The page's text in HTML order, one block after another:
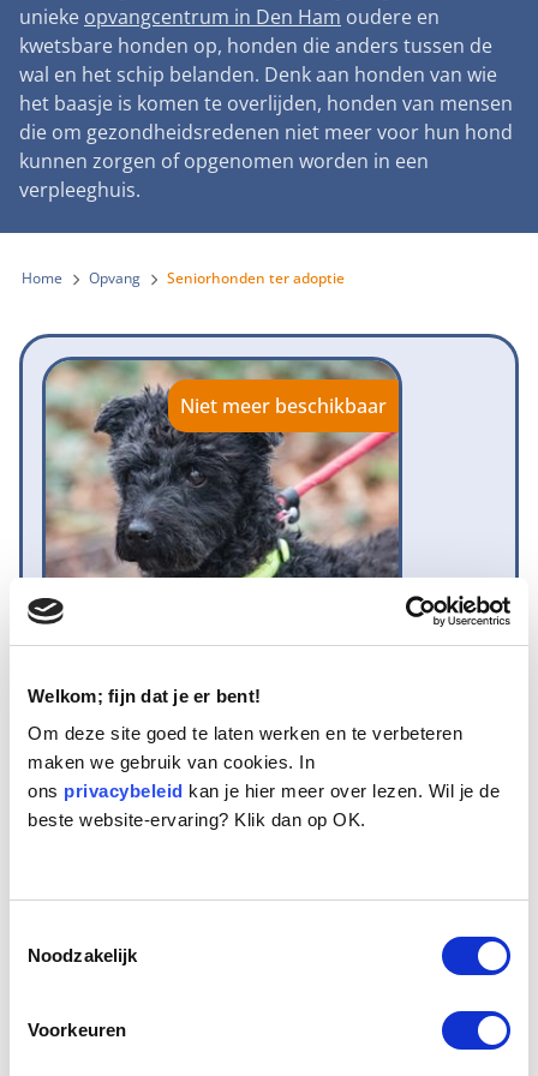
Welkom; fijn dat je er bent!
Om deze site goed te laten werken en te verbeteren
maken we gebruik van cookies. In
ons privacybeleid kan je hier meer over lezen. Wil je de
beste website-ervaring? Klik dan op OK.
Noodzakelijk
Voorkeuren
Landelijke registratie bijtincidenten
Verantwoord fokbeleid
Landelijk vuurwerkverbod
Verplichte pre-aanschaf cursus
Gemeentelijk meldpunt bijtincidenten
Bescherming tegen grasaren
Lezingen
Symposium Gemeentelijk Dierenbeleid
Teken onze petitie
Steun als bedrijf
Adopteer een seniorhond
Sponsor een seniorhond
Steun als vrijwilliger
Honden voor Honden Loop
Vraag een donatiebox aan
Wat wij doen
Onze organisatie
Samenwerking
Jaarverslag
Vacatures
Donateursmagazine Hond
Onze successen voor honden
Contactgegevens
Pers
Nieuws
Nieuwsbrief
Incassodata
Zoeken
unieke opvangcentrum in Den Ham oudere en
kwetsbare honden op, honden die anders tussen de
wal en het schip belanden. Denk aan honden van wie
het baasje is komen te overlijden, honden van mensen
die om gezondheidsredenen niet meer voor hun hond
kunnen zorgen of opgenomen worden in een
verpleeghuis.
Home Opvang Seniorhonden ter adoptie
Niet meer beschikbaar
Naam:
Wendy
Leeftijd:
12
Ras/type:
Hoeveel dagen te gast geweest: 87 dagen
Wendy is een fitte oudere hond. Hze is 12 jaar oud. Zij
is geboren en getogen in Hongarije waar ze samen met